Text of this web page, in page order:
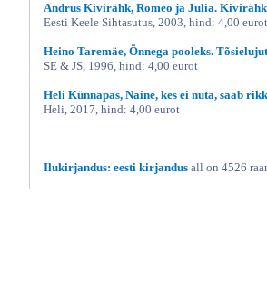
Andrus Kivirähk, Romeo ja Julia. Kivirähk
Eesti Keele Sihtasutus, 2003, hind: 4,00 eurot
Heino Taremäe, Õnnega pooleks.
SE & JS, 1996, hind: 4,00 eurot
Heli Künnapas, Naine, kes ei nuta, saab
Heli, 2017, hind: 4,00 eurot
Ilukirjandus: eesti kirjandus all on 4526